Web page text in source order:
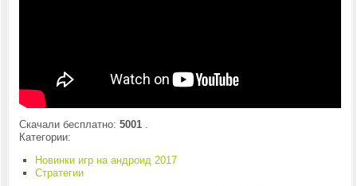
Скачали бесплатно: 5001.
Категории:
Новинки игр на андроид 2017
Стратегии